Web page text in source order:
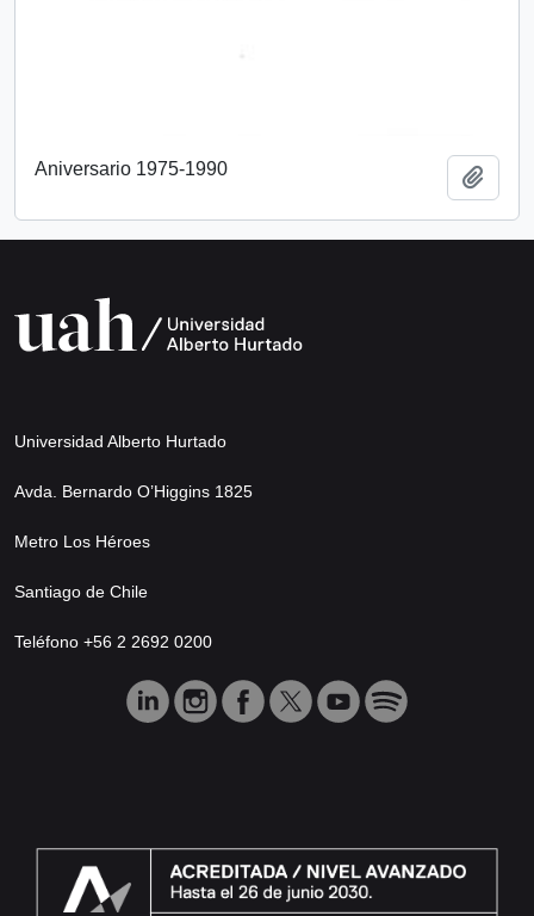
Aniversario 1975-1990
Universidad Alberto Hurtado
Avda. Bernardo O’Higgins 1825
Metro Los Héroes
Santiago de Chile
Teléfono +56 2 2692 0200